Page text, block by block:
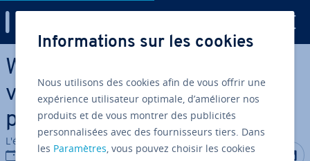
Aller au contenu principal
Windows Update bloqué :
voici comment résoudre le
problème
L'équipe édi­to­riale IONOS
05/01/2023
Partager
Informations sur les cookies
Nous utilisons des cookies afin de vous offrir une
expérience utilisateur optimale, d’améliorer nos
produits et de vous montrer des publicités
personnalisées avec des fournisseurs tiers. Dans
les Paramètres, vous pouvez choisir les cookies